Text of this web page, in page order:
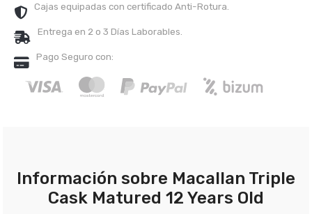
Cajas equipadas con certificado Anti-Rotura.
Entrega en 2 o 3 Días Laborables.
Pago Seguro con:
Información sobre Macallan Triple
Cask Matured 12 Years Old